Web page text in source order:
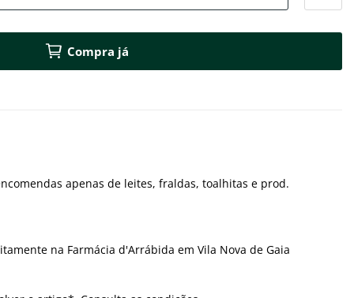
Compra já
apenas de leites, fraldas, toalhitas e prod.
na Farmácia d'Arrábida em Vila Nova de Gaia